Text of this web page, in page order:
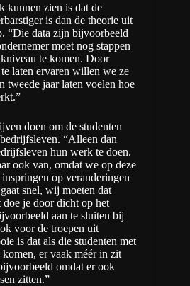
kunnen zien is dat de
is dan de theorie uit
“Die data zijn bijvoorbeeld
moet nog stappen
te komen. Door
laten ervaren willen we ze
tweede jaar laten voelen hoe
doen om de studenten
“Alleen dan
hun werk te doen.
ook van, omdat we op deze
op veranderingen
snel, wij moeten dat
je door dicht op het
aan te sluiten bij
voor de troepen uit
is dat als die studenten met
er vaak méér in zit
omdat er ook
zitten.”